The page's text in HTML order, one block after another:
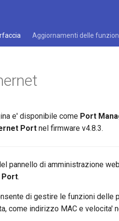
Aggiornamenti delle
e' disponibile come Port
Port nel firmware v4.8.3.
pannello di amministrazione
Port.
di gestire le funzioni delle
come indirizzo MAC e velocita'